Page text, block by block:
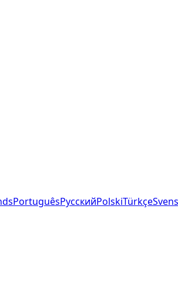
PortuguêsРусскийPolskiTürkçe